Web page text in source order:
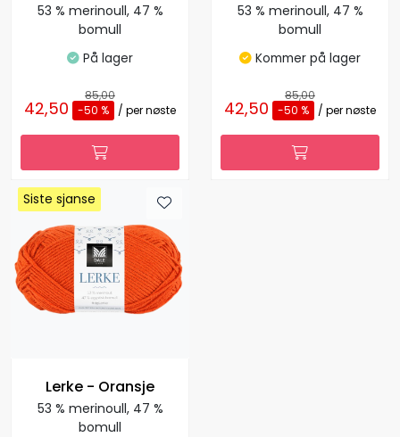
53 % merinoull, 47 %
bomull
På lager
85,00
42,50 -50 % / per nøste
53 % merinoull, 47 %
bomull
Kommer på lager
85,00
42,50 -50 % / per nøste
Siste sjanse
Siste sjanse
Lerke - Oransje
53 % merinoull, 47 %
bomull